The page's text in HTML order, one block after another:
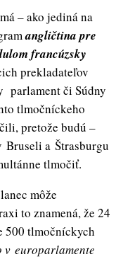
má – ako jediná na
angličtina pre
francúzsky
prekladateľov
parlament či Súdny
tlmočníckeho
pretože budú –
Bruseli a Štrasburgu
tlmočiť.
môže
to znamená, že 24
500 tlmočníckych
v europarlamente